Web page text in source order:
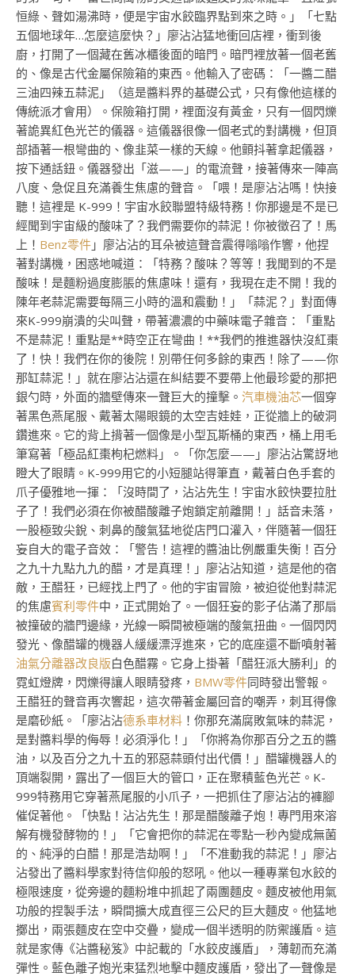
恒綠、聲如湯沸時，便是宇宙水餃臨界點到來之時。」「七點
五個地球年…怎麼這麼快？」廖沾沾猛地衝回店裡，衝到後
廚，打開了一個藏在舊冰櫃後面的暗門。暗門裡放著一個老舊
的、像是古代金屬保險箱的東西。他輸入了密碼：「一醬二醋
三油四辣五蒜泥」（這是醬料界的基礎公式，只有像他這樣的
傳統派才會用）。保險箱打開，裡面沒有黃金，只有一個閃爍
著詭異紅色光芒的儀器。這儀器很像一個老式的對講機，但頂
部插著一根彎曲的、像韭菜一樣的天線。他顫抖著拿起儀器，
按下通話鈕。儀器發出「滋——」的電流聲，接著傳來一陣高
八度、急促且充滿養生焦慮的聲音。「喂！是廖沾沾嗎！快接
聽！這裡是 K-999！宇宙水餃聯盟特級特務！你那邊是不是已
經聞到宇宙級的酸味了？我們需要你的蒜泥！你被徵召了！馬
上！ Benz零件 」廖沾沾的耳朵被這聲音震得嗡嗡作響，他捏
著對講機，困惑地喊道：「特務？酸味？等等！我聞到的不是
酸味！是麵粉過度膨脹的焦慮味！還有，我現在走不開！我的
陳年老蒜泥需要每隔三小時的溫和震動！」「蒜泥？」對面傳
來K-999崩潰的尖叫聲，帶著濃濃的中藥味電子雜音：「重點
不是蒜泥！重點是**時空正在彎曲！**我們的推進器快沒紅棗
了！快！我們在你的後院！別帶任何多餘的東西！除了——你
那缸蒜泥！」就在廖沾沾還在糾結要不要帶上他最珍愛的那把
銀勺時，外面的牆壁傳來一聲巨大的撞擊。 汽車機油芯一個穿
著黑色燕尾服、戴著太陽眼鏡的太空吉娃娃，正從牆上的破洞
鑽進來。它的背上揹著一個像是小型瓦斯桶的東西，桶上用毛
筆寫著「極品紅棗枸杞燃料」。「你怎麼——」廖沾沾驚訝地
瞪大了眼睛。K-999用它的小短腿站得筆直，戴著白色手套的
爪子優雅地一揮：「沒時間了，沾沾先生！宇宙水餃快要拉肚
子了！我們必須在你被醋酸離子炮鎖定前離開！」話音未落，
一股極致尖銳、刺鼻的酸氣猛地從店門口灌入，伴隨著一個狂
妄自大的電子音效：「警告！這裡的醬油比例嚴重失衡！百分
之九十九點九九的醋，才是真理！」廖沾沾知道，這是他的宿
敵，王醋狂，已經找上門了。他的宇宙冒險，被迫從他對蒜泥
的焦慮賓利零件中，正式開始了。一個狂妄的影子佔滿了那扇
被撞破的牆門邊緣，光線一瞬間被極端的酸氣扭曲。一個閃閃
發光、像醋罐的機器人緩緩漂浮進來，它的底座還不斷噴射著
油氣分離器改良版白色醋霧。它身上掛著「醋狂派大勝利」的
霓虹燈牌，閃爍得讓人眼睛發疼， BMW零件同時發出警報。
王醋狂的聲音再次響起，這次帶著金屬回音的嘲弄，刺耳得像
是磨砂紙。「廖沾沾德系車材料 ！你那充滿腐敗氣味的蒜泥，
是對醬料學的侮辱！必須淨化！」「你將為你那百分之五的醬
油，以及百分之九十五的邪惡蒜頭付出代價！」醋罐機器人的
頂端裂開，露出了一個巨大的管口，正在聚積藍色光芒。K-
999特務用它穿著燕尾服的小爪子，一把抓住了廖沾沾的褲腳
催促著他。「快點！沾沾先生！那是醋酸離子炮！專門用來溶
解有機發酵物的！」「它會把你的蒜泥在零點一秒內變成無菌
的、純淨的白醋！那是浩劫啊！」「不准動我的蒜泥！」廖沾
沾發出了醬料學家對待信仰般的怒吼。他以一種專業包水餃的
極限速度，從旁邊的麵粉堆中抓起了兩團麵皮。麵皮被他用氣
功般的捏製手法，瞬間擴大成直徑三公尺的巨大麵皮。他猛地
擲出，兩張麵皮在空中交疊，變成一個半透明的防禦護盾。這
就是家傳《沾醬秘笈》中記載的「水餃皮護盾」，薄韌而充滿
彈性。藍色離子炮光束猛烈地擊中麵皮護盾，發出了一聲像是